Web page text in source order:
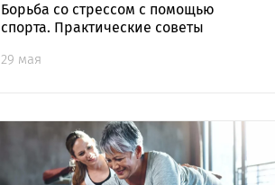
Борьба со стрессом с помощью
спорта. Практические советы
29 мая